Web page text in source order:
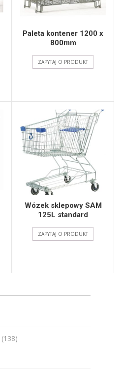
Paleta kontener 1200 x
800mm
ZAPYTAJ O PRODUKT
Wózek sklepowy SAM
125L standard
ZAPYTAJ O PRODUKT
(138)